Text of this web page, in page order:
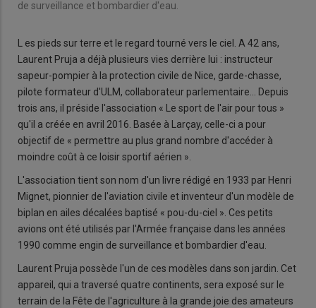
de surveillance et bombardier d'eau.
L es pieds sur terre et le regard tourné vers le ciel. A 42 ans,
Laurent Pruja a déjà plusieurs vies derrière lui : instructeur
sapeur-pompier à la protection civile de Nice, garde-chasse,
pilote formateur d'ULM, collaborateur parlementaire… Depuis
trois ans, il préside l'association « Le sport de l'air pour tous »
qu'il a créée en avril 2016. Basée à Larçay, celle-ci a pour
objectif de « permettre au plus grand nombre d'accéder à
moindre coût à ce loisir sportif aérien ».
L'association tient son nom d'un livre rédigé en 1933 par Henri
Mignet, pionnier de l'aviation civile et inventeur d'un modèle de
biplan en ailes décalées baptisé « pou-du-ciel ». Ces petits
avions ont été utilisés par l'Armée française dans les années
1990 comme engin de surveillance et bombardier d'eau.
Laurent Pruja possède l'un de ces modèles dans son jardin. Cet
appareil, qui a traversé quatre continents, sera exposé sur le
terrain de la Fête de l'agriculture à la grande joie des amateurs